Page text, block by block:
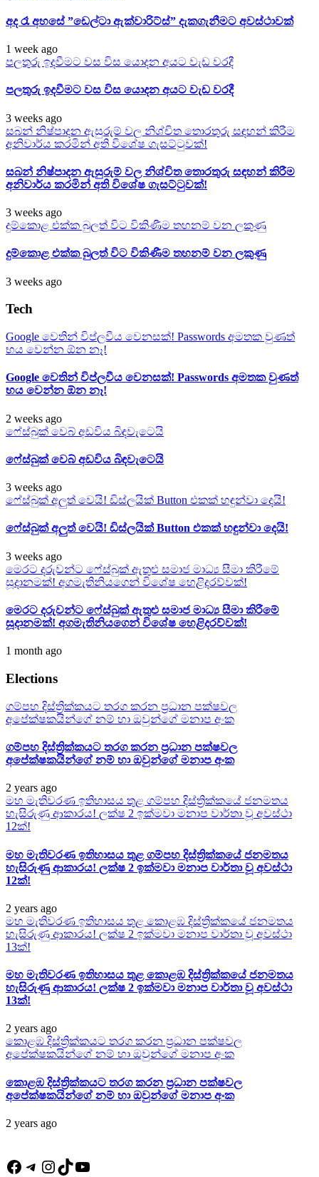
අද රෑ අහසේ ”ඩෙල්ටා ඇක්වාරිට්ස්” දැකගැනීමට අවස්ථාවක්
1 week ago
පලතුරු ඉදවීමට වස විස යොදන අයට වැඩ වරදී
පලතුරු ඉදවීමට වස විස යොදන අයට වැඩ වරදී
3 weeks ago
සබන් නිෂ්පාදන ඇසුරුම් වල නිශ්චිත තොරතුරු සඳහන් කිරීම
අනිවාර්ය කරමින් අති විශේෂ ගැසට්ටුවක්!
සබන් නිෂ්පාදන ඇසුරුම් වල නිශ්චිත තොරතුරු සඳහන් කිරීම
අනිවාර්ය කරමින් අති විශේෂ ගැසට්ටුවක්!
3 weeks ago
දුම්කොළ එක්ක බුලත් විට විකිණීම තහනම් වන ලකුණු
දුම්කොළ එක්ක බුලත් විට විකිණීම තහනම් වන ලකුණු
3 weeks ago
Tech
Google වෙතින් විප්ලවීය වෙනසක්! Passwords අමතක වුණත්
භය වෙන්න ඕන නෑ!
Google වෙතින් විප්ලවීය වෙනසක්! Passwords අමතක වුණත්
භය වෙන්න ඕන නෑ!
2 weeks ago
ෆේස්බුක් වෙබ් අඩවිය බිඳවැටෙයි
ෆේස්බුක් වෙබ් අඩවිය බිඳවැටෙයි
3 weeks ago
ෆේස්බුක් අලුත් වෙයි! ඩිස්ලයික් Button එකක් හඳුන්වා දෙයි!
ෆේස්බුක් අලුත් වෙයි! ඩිස්ලයික් Button එකක් හඳුන්වා දෙයි!
3 weeks ago
මෙරට දරුවන්ට ෆේස්බුක් ඇතුළු සමාජ මාධ්‍ය සීමා කිරීමේ
සූදානමක්! අගමැතිනියගෙන් විශේෂ හෙළිදරව්වක්!
මෙරට දරුවන්ට ෆේස්බුක් ඇතුළු සමාජ මාධ්‍ය සීමා කිරීමේ
සූදානමක්! අගමැතිනියගෙන් විශේෂ හෙළිදරව්වක්!
1 month ago
Elections
ගම්පහ දිස්ත්‍රික්කයට තරග කරන ප්‍රධාන පක්ෂවල
අපේක්ෂකයින්ගේ නම් හා ඔවුන්ගේ මනාප අංක
ගම්පහ දිස්ත්‍රික්කයට තරග කරන ප්‍රධාන පක්ෂවල
අපේක්ෂකයින්ගේ නම් හා ඔවුන්ගේ මනාප අංක
2 years ago
මහ මැතිවරණ ඉතිහාසය තුළ ගම්පහ දිස්ත්‍රික්කයේ ජනමතය
හැසිරුණු ආකාරය! ලක්ෂ 2 ඉක්මවා මනාප වාර්තා වූ අවස්ථා
12ක්!
මහ මැතිවරණ ඉතිහාසය තුළ ගම්පහ දිස්ත්‍රික්කයේ ජනමතය
හැසිරුණු ආකාරය! ලක්ෂ 2 ඉක්මවා මනාප වාර්තා වූ අවස්ථා
12ක්!
2 years ago
මහ මැතිවරණ ඉතිහාසය තුළ කොළඹ දිස්ත්‍රික්කයේ ජනමතය
හැසිරුණු ආකාරය! ලක්ෂ 2 ඉක්මවා මනාප වාර්තා වූ අවස්ථා
13ක්!
මහ මැතිවරණ ඉතිහාසය තුළ කොළඹ දිස්ත්‍රික්කයේ ජනමතය
හැසිරුණු ආකාරය! ලක්ෂ 2 ඉක්මවා මනාප වාර්තා වූ අවස්ථා
13ක්!
2 years ago
කොළඹ දිස්ත්‍රික්කයට තරග කරන ප්‍රධාන පක්ෂවල
අපේක්ෂකයින්ගේ නම් හා ඔවුන්ගේ මනාප අංක
කොළඹ දිස්ත්‍රික්කයට තරග කරන ප්‍රධාන පක්ෂවල
අපේක්ෂකයින්ගේ නම් හා ඔවුන්ගේ මනාප අංක
2 years ago
Facebook
Telegram
Instagram
TikTok
YouTube